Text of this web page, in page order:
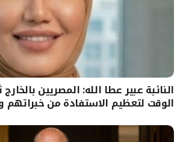
النائبة عبير عطا الله: المصريين
الوقت لتعظيم الاستفادة من خبراتهم